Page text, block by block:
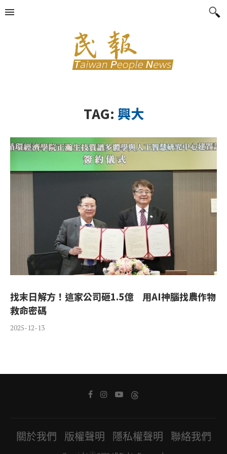
TAG: 興大
找末日解方！這家公司砸1.5億 用AI神腦找農作物
救命密碼
2025-12-13
關於我們 版權聲明 隱私權聲明 聯絡我們